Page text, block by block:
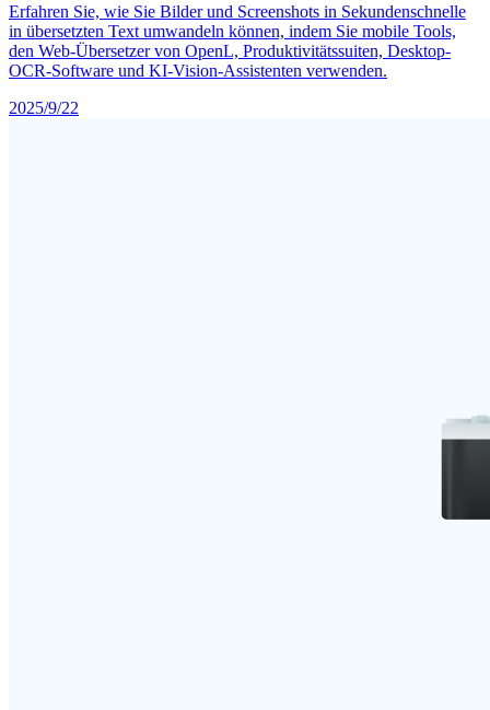
Erfahren Sie, wie Sie Bilder und Screenshots in Sekundenschnelle
in übersetzten Text umwandeln können, indem Sie mobile Tools,
den Web-Übersetzer von OpenL, Produktivitätssuiten, Desktop-
OCR-Software und KI-Vision-Assistenten verwenden.
2025/9/22